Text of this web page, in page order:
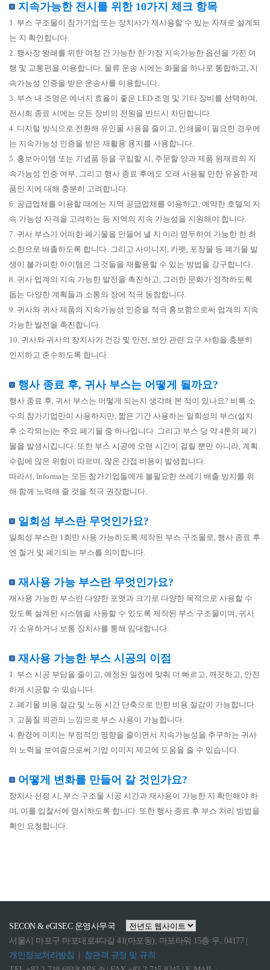
지속가능한 전시를 위한 10가지 체크 항목
1. 부스 구조물이 참가기업 또는 장치사가 재사용할 수 있는 자재로 설계되
는 지 확인합니다.
2. 행사장 왕래를 위한 여정 간 가능한 한 가장 지속가능한 옵션을 가진 여
행 및 교통편을 이용합니다. 물류 운송 시에는 화물을 하나로 통합하고, 지
속가능성 인증을 받은 운송사를 이용합니다.
3. 부스 내 조명은 에너지 효율이 좋은 LED 조명 및 기타 장비를 선택하며,
전시회 종료 시에는 모든 장비의 전원을 반드시 차단합니다.
4. 디지털 방식으로 전환해 유인물 사용을 줄이고, 인쇄물이 필요한 경우에
는 지속가능성 인증을 받은 재활용 용지를 사용합니다.
5. 홍보아이템 또는 기념품 등을 구입할 시, 주문할 양과 제품 원재료의 지
속가능성 인증 여부, 그리고 행사 종료 후에도 오래 사용될 만한 유용한 제
품인 지에 대해 충분히 고려합니다.
6. 공급업체를 이용할 때에는 지역 공급업체를 이용하고, 예약한 호텔의 지
속 가능성 자격을 고려하는 등 지역의 지속 가능성을 지원해야 합니다.
7. 귀사 부스가 어떠한 폐기물을 만들어 낼 지 미리 염두하여 가능한 한 최
소한으로 배출하도록 합니다. 그리고 사이니지, 카펫, 포장물 등 폐기물 발
생이 불가피한 아이템은 그것들을 재활용할 수 있는 방법을 강구합니다.
8. 귀사 업계의 지속 가능한 발전을 촉진하고, 그러한 문화가 정착하도록
돕는 다양한 계획들과 소통의 장에 적극 동참합니다.
9. 귀사와 귀사 제품의 지속가능성 인증을 적극 홍보함으로써 업계의 지속
가능한 발전을 촉진합니다.
10. 귀사와 귀사의 장치사가 건강 및 안전, 보안 관련 요구 사항을 충분히
인지하고 준수하도록 합니다.
행사 종료 후, 귀사 부스는 어떻게 될까요?
행사 종료 후, 귀사 부스는 어떻게 되는지 생각해 본 적이 있나요? 비록 소
수의 참가기업만이 사용하지만, 짧은 기간 사용하는 일회성의 부스(설치
후 소각되는)는 주요 폐기물 중 하나입니다. 그리고 부스 당 약 4톤의 폐기
물을 발생시킵니다. 또한 부스 시공에 오랜 시간이 걸릴 뿐만 아니라, 계획
수립에 많은 위험이 따르며, 많은 간접 비용이 발생합니다.
따라서, Informa는 모든 참가기업들에게 불필요한 쓰레기 배출 방지를 위
해 함께 노력해 줄 것을 적극 권장합니다.
일회성 부스란 무엇인가요?
일회성 부스란 1회만 사용 가능하도록 제작된 부스 구조물로, 행사 종료 후
엔 철거 및 폐기되는 부스를 의미합니다.
재사용 가능 부스란 무엇인가요?
재사용 가능한 부스란 다양한 포맷과 크기로 다양한 목적으로 사용할 수
있도록 설계된 시스템을 사용할 수 있도록 제작된 부스 구조물이며, 귀사
가 소유하거나 보통 장치사를 통해 임대합니다.
재사용 가능한 부스 시공의 이점
1. 부스 시공 부담을 줄이고, 예정된 일정에 맞춰 더 빠르고, 깨끗하고, 안전
하게 시공할 수 있습니다.
2. 폐기물 비용 절감 및 노동 시간 단축으로 인한 비용 절감이 가능합니다.
3. 고품질 외관의 느낌으로 부스 사용이 가능합니다.
4. 환경에 미치는 부정적인 영향을 줄이면서 지속가능성을 추구하는 귀사
의 노력을 보여줌으로써 기업 이미지 제고에 도움을 줄 수 있습니다.
어떻게 변화를 만들어 갈 것인가요?
장치사 선정 시, 부스 구조물 시공 시간과 재사용이 가능한 지 확인해야 하
며, 이를 입찰서에 명시하도록 합니다. 또한 행사 종료 후 부스 처리 방법을
확인 요청합니다.
SECON & eGISEC 운영사무국
서울시 마포구 마포대로4다길 41(마포동), 마포타워 15층 우. 04177 |
개인정보처리방침
참관객 규정 및 규칙